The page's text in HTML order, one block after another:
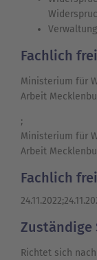
Fachlich
Ministerium für
Arbeit
;
Ministerium für
Arbeit
Fachlich
Zuständige
Richtet sich